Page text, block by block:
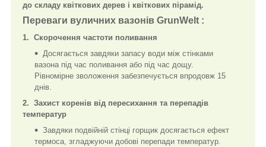
до складу квіткових дерев і квіткових пірамід.
Переваги вуличних вазонів GrunWelt :
1. Скорочення частоти поливання
Досягається завдяки запасу води між стінками
вазона під час поливання або під час дощу.
Рівномірне зволоження забезпечується впродовж 15
днів.
2. Захист коренів від пересихання та перепадів
температур
Завдяки подвійній стінці горщик досягається ефект
термоса, згладжуючи добові перепади температур.